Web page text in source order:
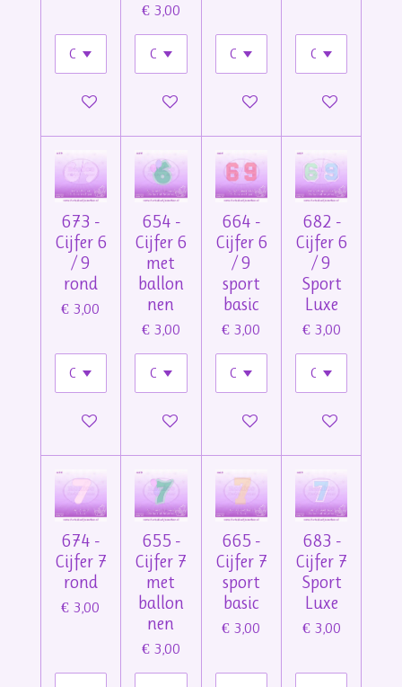
In winkelwagen
€ 3,00
In winkelwagenIn winkelwagenIn winkelwagen
673 -
Cijfer 6
/ 9
rond
€ 3,00
In winkelwagen
654 -
Cijfer 6
met
ballon
nen
€ 3,00
In winkelwagen
664 -
Cijfer 6
/ 9
sport
basic
€ 3,00
In winkelwagen
682 -
Cijfer 6
/ 9
Sport
Luxe
€ 3,00
In winkelwagen
674 -
Cijfer 7
rond
€ 3,00
655 -
Cijfer 7
met
ballon
nen
€ 3,00
665 -
Cijfer 7
sport
basic
€ 3,00
683 -
Cijfer 7
Sport
Luxe
€ 3,00